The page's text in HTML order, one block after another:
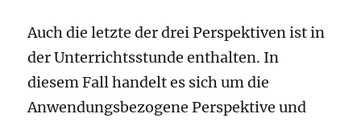
Auch die letzte der drei Perspektiven ist in
der Unterrichtsstunde enthalten. In
diesem Fall handelt es sich um die
Anwendungsbezogene Perspektive und